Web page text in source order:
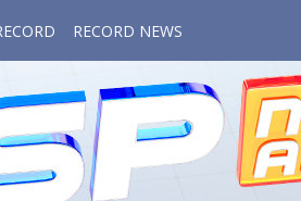
RECORD NEWS